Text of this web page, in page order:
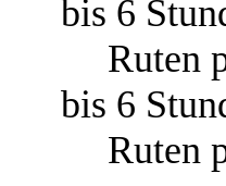
bis 6
Ruten
bis 6
Ruten